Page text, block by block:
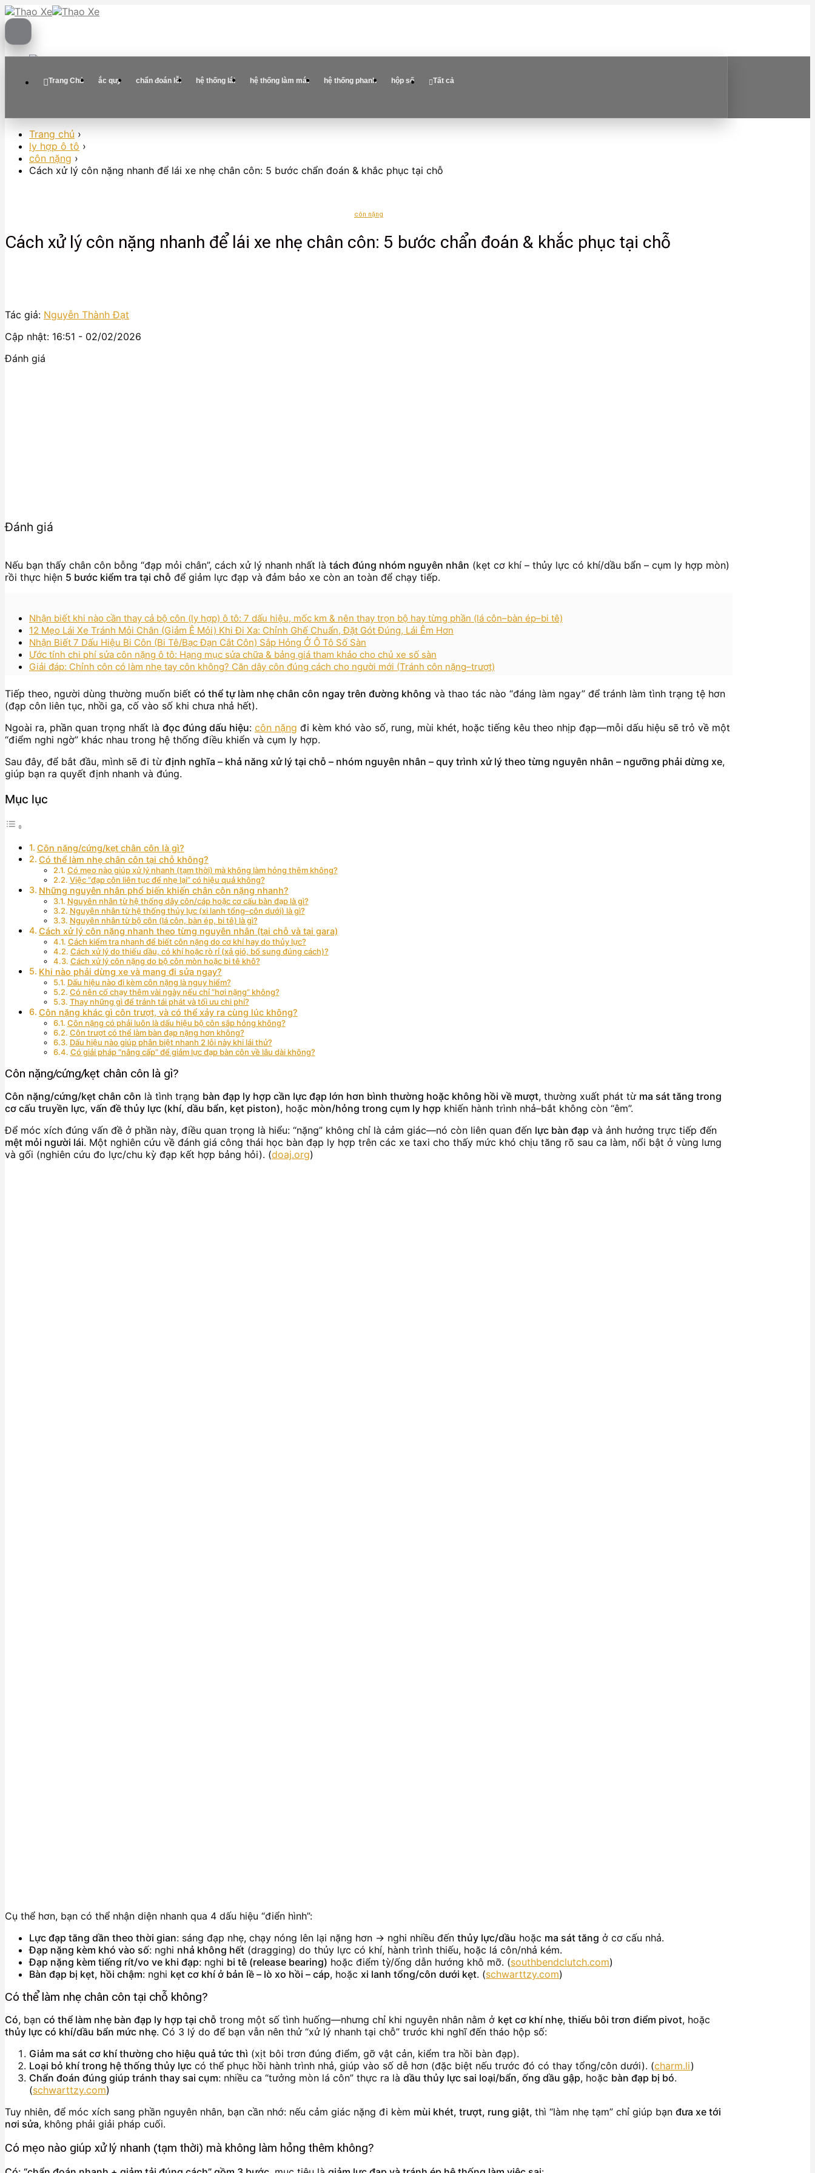
Skip
to
Trang Chủ ắc quy chẩn đoán lỗi hệ thống lái hệ thống làm mát hệ thống phanh hộp số Tất cả
Trang chủ ›
ly hợp ô tô ›
côn nặng ›
Cách xử lý côn nặng nhanh để lái xe nhẹ chân côn: 5 bước chẩn đoán & khắc phục tại chỗ
côn nặng
Cách xử lý côn nặng nhanh để lái xe nhẹ chân côn: 5 bước chẩn đoán & khắc phục tại chỗ
Tác giả: Nguyễn Thành Đạt
Cập nhật: 16:51 - 02/02/2026
Đánh giá
Đánh giá
Nếu bạn thấy chân côn bỗng “đạp mỏi chân”, cách xử lý nhanh nhất là tách đúng nhóm nguyên nhân (kẹt cơ khí – thủy lực có khí/dầu bẩn – cụm ly hợp mòn)
rồi thực hiện 5 bước kiểm tra tại chỗ để giảm lực đạp và đảm bảo xe còn an toàn để chạy tiếp.
Nhận biết khi nào cần thay cả bộ côn (ly hợp) ô tô: 7 dấu hiệu, mốc km & nên thay trọn bộ hay từng phần (lá côn–bàn ép–bi tê)
12 Mẹo Lái Xe Tránh Mỏi Chân (Giảm Ê Mỏi) Khi Đi Xa: Chỉnh Ghế Chuẩn, Đặt Gót Đúng, Lái Êm Hơn
Nhận Biết 7 Dấu Hiệu Bi Côn (Bi Tê/Bạc Đạn Cắt Côn) Sắp Hỏng Ở Ô Tô Số Sàn
Ước tính chi phí sửa côn nặng ô tô: Hạng mục sửa chữa & bảng giá tham khảo cho chủ xe số sàn
Giải đáp: Chỉnh côn có làm nhẹ tay côn không? Căn dây côn đúng cách cho người mới (Tránh côn nặng–trượt)
Tiếp theo, người dùng thường muốn biết có thể tự làm nhẹ chân côn ngay trên đường không và thao tác nào “đáng làm ngay” để tránh làm tình trạng tệ hơn
(đạp côn liên tục, nhồi ga, cố vào số khi chưa nhả hết).
Ngoài ra, phần quan trọng nhất là đọc đúng dấu hiệu: côn nặng đi kèm khó vào số, rung, mùi khét, hoặc tiếng kêu theo nhịp đạp—mỗi dấu hiệu sẽ trỏ về một
“điểm nghi ngờ” khác nhau trong hệ thống điều khiển và cụm ly hợp.
Sau đây, để bắt đầu, mình sẽ đi từ định nghĩa – khả năng xử lý tại chỗ – nhóm nguyên nhân – quy trình xử lý theo từng nguyên nhân – ngưỡng phải dừng xe,
giúp bạn ra quyết định nhanh và đúng.
Mục lục
Côn nặng/cứng/kẹt chân côn là gì?
Có thể làm nhẹ chân côn tại chỗ không?
Có mẹo nào giúp xử lý nhanh (tạm thời) mà không làm hỏng thêm không?
Việc “đạp côn liên tục để nhẹ lại” có hiệu quả không?
Những nguyên nhân phổ biến khiến chân côn nặng nhanh?
Nguyên nhân từ hệ thống dây côn/cáp hoặc cơ cấu bàn đạp là gì?
Nguyên nhân từ hệ thống thủy lực (xi lanh tổng–côn dưới) là gì?
Nguyên nhân từ bộ côn (lá côn, bàn ép, bi tê) là gì?
Cách xử lý côn nặng nhanh theo từng nguyên nhân (tại chỗ và tại gara)
Cách kiểm tra nhanh để biết côn nặng do cơ khí hay do thủy lực?
Cách xử lý do thiếu dầu, có khí hoặc rò rỉ (xả gió, bổ sung đúng cách)?
Cách xử lý côn nặng do bộ côn mòn hoặc bi tê khô?
Khi nào phải dừng xe và mang đi sửa ngay?
Dấu hiệu nào đi kèm côn nặng là nguy hiểm?
Có nên cố chạy thêm vài ngày nếu chỉ “hơi nặng” không?
Thay những gì để tránh tái phát và tối ưu chi phí?
Côn nặng khác gì côn trượt, và có thể xảy ra cùng lúc không?
Côn nặng có phải luôn là dấu hiệu bộ côn sắp hỏng không?
Côn trượt có thể làm bàn đạp nặng hơn không?
Dấu hiệu nào giúp phân biệt nhanh 2 lỗi này khi lái thử?
Có giải pháp “nâng cấp” để giảm lực đạp bàn côn về lâu dài không?
Côn nặng/cứng/kẹt chân côn là gì?
Côn nặng/cứng/kẹt chân côn là tình trạng bàn đạp ly hợp cần lực đạp lớn hơn bình thường hoặc không hồi về mượt, thường xuất phát từ ma sát tăng trong
cơ cấu truyền lực, vấn đề thủy lực (khí, dầu bẩn, kẹt piston), hoặc mòn/hỏng trong cụm ly hợp khiến hành trình nhả–bắt không còn “êm”.
Để móc xích đúng vấn đề ở phần này, điều quan trọng là hiểu: “nặng” không chỉ là cảm giác—nó còn liên quan đến lực bàn đạp và ảnh hưởng trực tiếp đến
mệt mỏi người lái. Một nghiên cứu về đánh giá công thái học bàn đạp ly hợp trên các xe taxi cho thấy mức khó chịu tăng rõ sau ca làm, nổi bật ở vùng lưng
và gối (nghiên cứu đo lực/chu kỳ đạp kết hợp bảng hỏi). (doaj.org)
Cụ thể hơn, bạn có thể nhận diện nhanh qua 4 dấu hiệu “điển hình”:
Lực đạp tăng dần theo thời gian: sáng đạp nhẹ, chạy nóng lên lại nặng hơn → nghi nhiều đến thủy lực/dầu hoặc ma sát tăng ở cơ cấu nhả.
Đạp nặng kèm khó vào số: nghi nhả không hết (dragging) do thủy lực có khí, hành trình thiếu, hoặc lá côn/nhả kém.
Đạp nặng kèm tiếng rít/vo ve khi đạp: nghi bi tê (release bearing) hoặc điểm tỳ/ống dẫn hướng khô mỡ. (southbendclutch.com)
Bàn đạp bị kẹt, hồi chậm: nghi kẹt cơ khí ở bản lề – lò xo hồi – cáp, hoặc xi lanh tổng/côn dưới kẹt. (schwarttzy.com)
Có thể làm nhẹ chân côn tại chỗ không?
Có, bạn có thể làm nhẹ bàn đạp ly hợp tại chỗ trong một số tình huống—nhưng chỉ khi nguyên nhân nằm ở kẹt cơ khí nhẹ, thiếu bôi trơn điểm pivot, hoặc
thủy lực có khí/dầu bẩn mức nhẹ. Có 3 lý do để bạn vẫn nên thử “xử lý nhanh tại chỗ” trước khi nghĩ đến tháo hộp số:
Giảm ma sát cơ khí thường cho hiệu quả tức thì (xịt bôi trơn đúng điểm, gỡ vật cản, kiểm tra hồi bàn đạp).
Loại bỏ khí trong hệ thống thủy lực có thể phục hồi hành trình nhả, giúp vào số dễ hơn (đặc biệt nếu trước đó có thay tổng/côn dưới). (charm.li)
Chẩn đoán đúng giúp tránh thay sai cụm: nhiều ca “tưởng mòn lá côn” thực ra là dầu thủy lực sai loại/bẩn, ống dầu gập, hoặc bàn đạp bị bó.
(schwarttzy.com)
Tuy nhiên, để móc xích sang phần nguyên nhân, bạn cần nhớ: nếu cảm giác nặng đi kèm mùi khét, trượt, rung giật, thì “làm nhẹ tạm” chỉ giúp bạn đưa xe tới
nơi sửa, không phải giải pháp cuối.
Có mẹo nào giúp xử lý nhanh (tạm thời) mà không làm hỏng thêm không?